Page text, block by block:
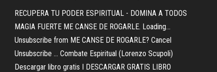
RECUPERA TU PODER ESPIRITUAL - DOMINA A TODOS
MAGIA FUERTE ME CANSE DE ROGARLE. Loading...
Unsubscribe from ME CANSE DE ROGARLE? Cancel
Unsubscribe ... Combate Espiritual (Lorenzo Scupoli)
Descargar libro gratis I DESCARGAR GRATIS LIBRO